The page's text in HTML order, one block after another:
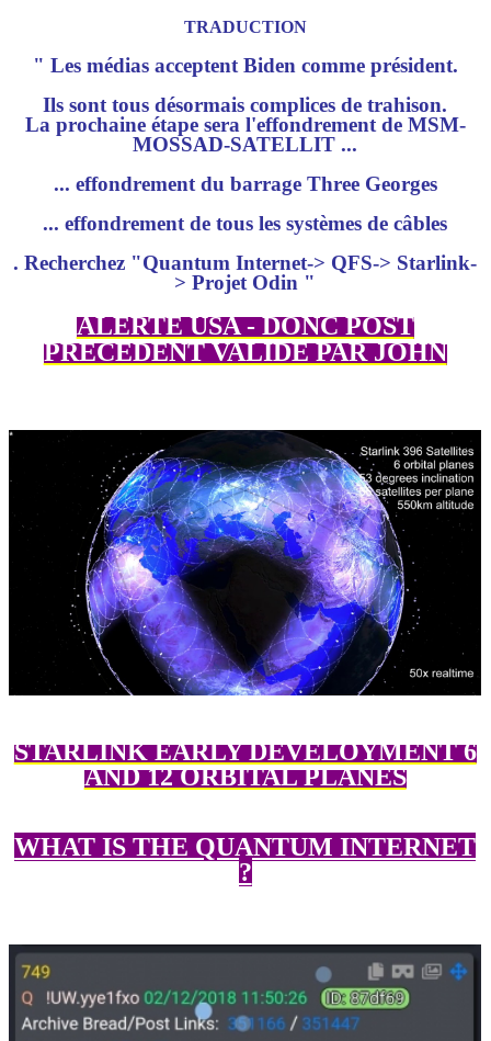
TRADUCTION
" Les médias acceptent Biden comme président.
Ils sont tous désormais complices de trahison.
La prochaine étape sera l'effondrement de MSM-
MOSSAD-SATELLIT ...
... effondrement du barrage Three Georges
... effondrement de tous les systèmes de câbles
. Recherchez "Quantum Internet-> QFS-> Starlink-
> Projet Odin "
ALERTE USA - DONC POST
PRÉCÉDENT VALIDE PAR JOHN
STARLINK EARLY DEVELOYMENT 6
AND 12 ORBITAL PLANES
WHAT IS THE QUANTUM INTERNET
?